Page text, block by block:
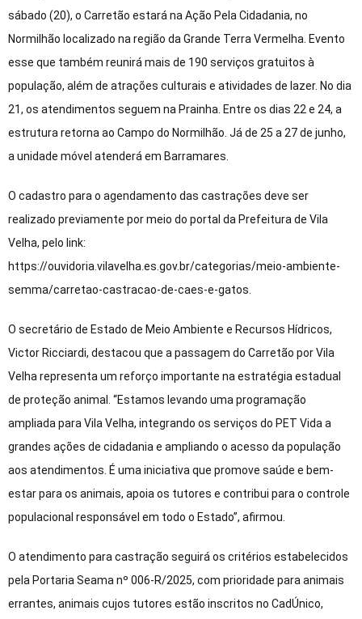
sábado (20), o Carretão estará na Ação Pela Cidadania, no
Normilhão localizado na região da Grande Terra Vermelha. Evento
esse que também reunirá mais de 190 serviços gratuitos à
população, além de atrações culturais e atividades de lazer. No dia
21, os atendimentos seguem na Prainha. Entre os dias 22 e 24, a
estrutura retorna ao Campo do Normilhão. Já de 25 a 27 de junho,
a unidade móvel atenderá em Barramares.
O cadastro para o agendamento das castrações deve ser
realizado previamente por meio do portal da Prefeitura de Vila
Velha, pelo link:
https://ouvidoria.vilavelha.es.gov.br/categorias/meio-ambiente-
semma/carretao-castracao-de-caes-e-gatos.
O secretário de Estado de Meio Ambiente e Recursos Hídricos,
Victor Ricciardi, destacou que a passagem do Carretão por Vila
Velha representa um reforço importante na estratégia estadual
de proteção animal. “Estamos levando uma programação
ampliada para Vila Velha, integrando os serviços do PET Vida a
grandes ações de cidadania e ampliando o acesso da população
aos atendimentos. É uma iniciativa que promove saúde e bem-
estar para os animais, apoia os tutores e contribui para o controle
populacional responsável em todo o Estado”, afirmou.
O atendimento para castração seguirá os critérios estabelecidos
pela Portaria Seama nº 006-R/2025, com prioridade para animais
errantes, animais cujos tutores estão inscritos no CadÚnico,